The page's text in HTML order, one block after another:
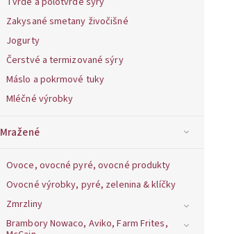
Zakysané smetany živočišné
Jogurty
Čerstvé a termizované sýry
Máslo a pokrmové tuky
Mléčné výrobky
Mražené
Ovoce, ovocné pyré, ovocné produkty
Ovocné výrobky, pyré, zelenina & klíčky
Zmrzliny
Brambory Nowaco, Aviko, Farm Frites,